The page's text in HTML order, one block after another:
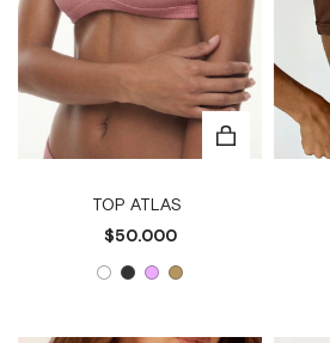
TOP ATLAS
$50.000